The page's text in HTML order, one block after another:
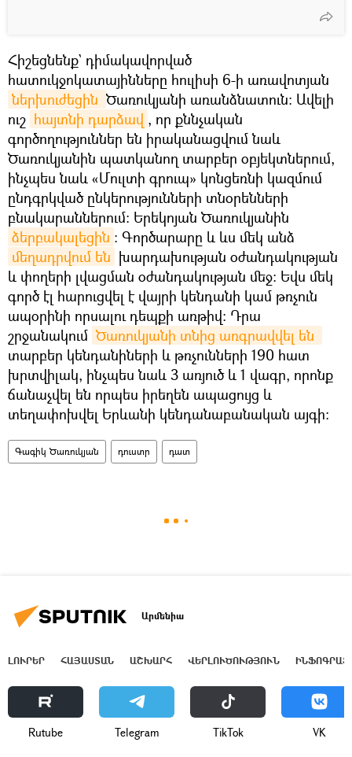
Հիշեցնենք` դիմակավորված
հատուկջոկատայինները հուլիսի 6-ի առավոտյան
ներխուժեցին Ծառուկյանի առանձնատուն: Ավելի
ուշ հայտնի դարձավ , որ քննչական
գործողություններ են իրականացվում նաև
Ծառուկյանին պատկանող տարբեր օբյեկտներում,
ինչպես նաև «Մուլտի գրուպ» կոնցեռնի կազմում
ընդգրկված ընկերությունների տնօրենների
բնակարաններում։ Երեկոյան Ծառուկյանին
ձերբակալեցին ։ Գործարարը և ևս մեկ անձ
մեղադրվում են խարդախության օժանդակության
և փողերի լվացման օժանդակության մեջ։ Եվս մեկ
գործ էլ հարուցվել է վայրի կենդանի կամ թռչուն
ապօրինի որսալու դեպքի առթիվ: Դրա
շրջանակում
տարբեր կենդանիների և թռչունների 190 հատ
խրտվիլակ, ինչպես նաև 3 առյուծ և 1 վագր, որոնք
ճանաչվել են որպես իրեղեն ապացույց և
տեղափոխվել Երևանի կենդանաբանական այգի:
Գագիկ Ծառուկյան դուստր դատ
Արմենիա
ԼՈՒՐԵՐ ՀԱՅԱՍՏԱՆ ԱՇԽԱՐՀ ՎԵՐԼՈՒԾՈՒԹՅՈՒՆ
Rutube Telegram ТikТоk VK